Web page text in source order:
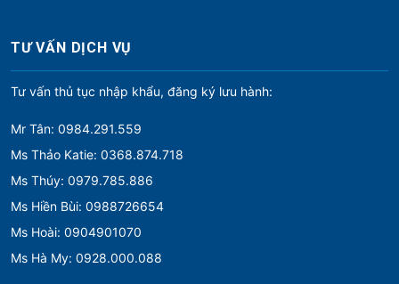
TƯ VẤN DỊCH VỤ
Tư vấn thủ tục nhập khẩu, đăng ký lưu hành:
Mr Tân: 0984.291.559
Ms Thảo Katie: 0368.874.718
Ms Thúy: 0979.785.886
Ms Hiền Bùi: 0988726654
Ms Hoài: 0904901070
Ms Hà My: 0928.000.088